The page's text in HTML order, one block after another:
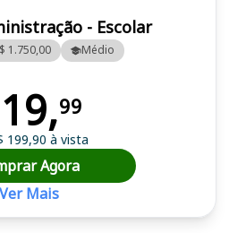
- Escolar
1.750,00 Médio
19,99
199,90 à vista
Agora
Ver Mais